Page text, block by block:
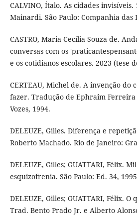
CALVINO, Ítalo. As cidades
Mainardi. São Paulo: Companhia das
CASTRO, Maria Cecília Souza de.
conversas com os
e os cotidianos escolares. 2023 (tese
CERTEAU, Michel de. A invenção do
fazer. Tradução de Ephraim Ferreira
Vozes, 1994.
DELEUZE, Gilles. Diferença e
Roberto Machado. Rio de Janeiro:
DELEUZE, Gilles; GUATTARI, Félix.
esquizofrenia. São Paulo: Ed. 34,
DELEUZE, Gilles; GUATTARI, Félix. O
Trad. Bento Prado Jr. e Alberto